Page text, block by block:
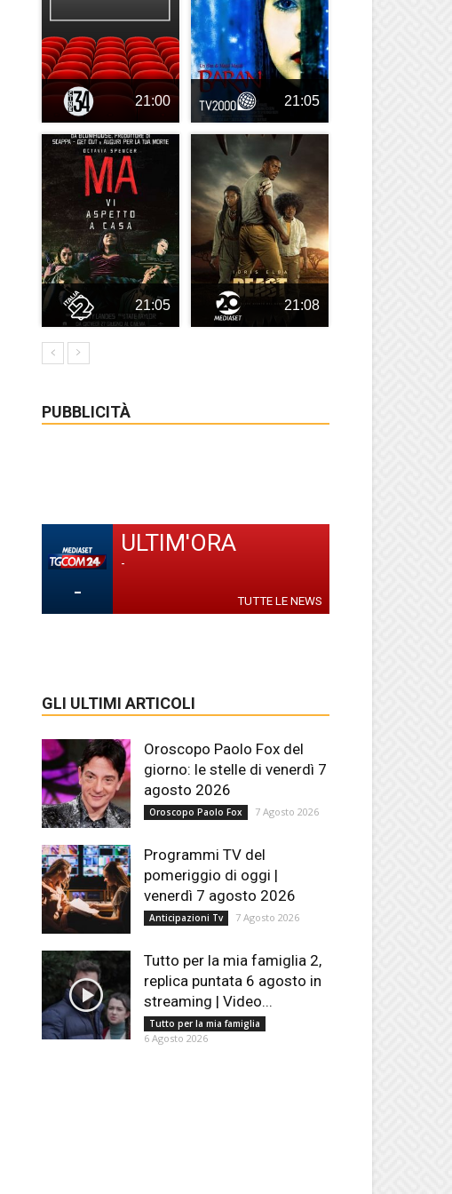
21:00 21:05
21:05 21:08
PUBBLICITÀ
-
ULTIM'ORA
-
TUTTE LE NEWS
GLI ULTIMI ARTICOLI
Oroscopo Paolo Fox del
giorno: le stelle di venerdì 7
agosto 2026
Oroscopo Paolo Fox 7 Agosto 2026
Programmi TV del
pomeriggio di oggi |
venerdì 7 agosto 2026
Anticipazioni Tv 7 Agosto 2026
Tutto per la mia famiglia 2,
replica puntata 6 agosto in
streaming | Video...
Tutto per la mia famiglia
6 Agosto 2026